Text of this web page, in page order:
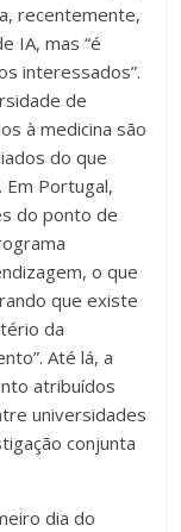
recentemente,
IA, mas “é
interessados”.
de
à medicina são
do que
Em Portugal,
do ponto de
o que
que existe
da
Até lá, a
atribuídos
universidades
conjunta
dia do